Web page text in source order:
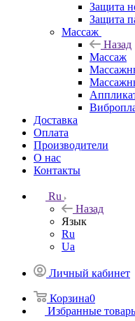
Защита
Защита
Массаж
Назад
Массаж
Доставка
Оплата
Производители
О нас
Контакты
Ru
Назад
Язык
Ru
Ua
Личный кабинет
Корзина0
Избранные